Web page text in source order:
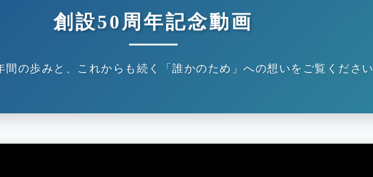
創設50周年記念動画
間の歩みと、これからも続く「誰かのため」への想いをご覧ください